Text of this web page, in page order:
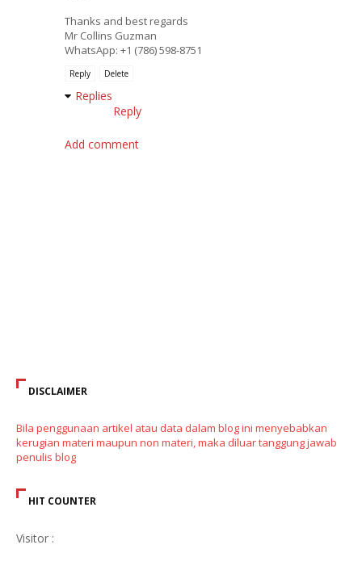
Thanks and best regards
Mr Collins Guzman
WhatsApp: +1 (786) 598-8751
Reply Delete
Replies
Reply
Add comment
DISCLAIMER
Bila penggunaan artikel atau data dalam blog ini menyebabkan
kerugian materi maupun non materi, maka diluar tanggung jawab
penulis blog
HIT COUNTER
Visitor :